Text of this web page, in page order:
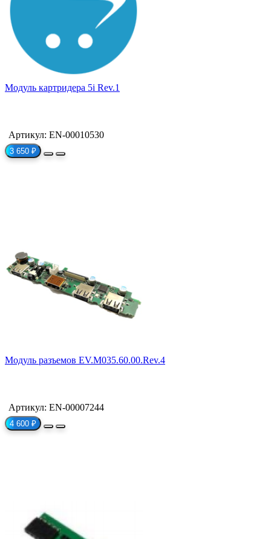
Модуль картридера 5i Rev.1
Артикул: EN-00010530
3 650 ₽
Модуль разъемов EV.M035.60.00.Rev.4
Артикул: EN-00007244
4 600 ₽